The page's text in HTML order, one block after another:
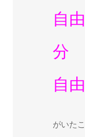
自
分
自
がいた